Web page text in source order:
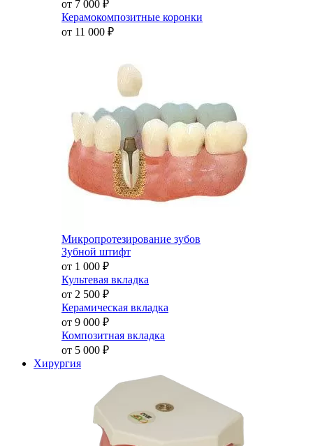
от 7 000 ₽
Керамокомпозитные коронки
от 11 000 ₽
Микропротезирование зубов
Зубной штифт
от 1 000 ₽
Культевая вкладка
от 2 500 ₽
Керамическая вкладка
от 9 000 ₽
Композитная вкладка
от 5 000 ₽
Хирургия